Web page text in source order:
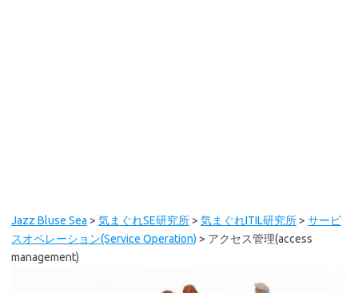
Jazz Bluse Sea > 気まぐれSE研究所> 気まぐれITIL研究所> サービ
スオペレーション(Service Operation) > アクセス管理(access
management)